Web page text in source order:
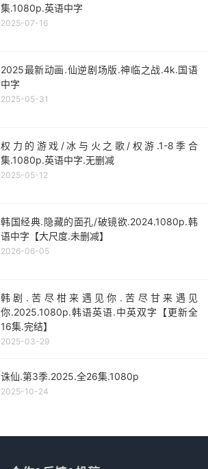
集.1080p.英语中字
2025-07-16
2025最新动画.仙逆剧场版.神临之战.4k.国语
中字
2025-05-31
权力的游戏/冰与火之歌/权游.1-8季合
集.1080p.英语中字.无删减
2025-05-12
韩国经典.隐藏的面孔/破镜欲.2024.1080p.韩
语中字【大尺度.未删减】
2026-06-05
韩剧.苦尽柑来遇见你.苦尽甘来遇见
你.2025.1080p.韩语英语.中英双字【更新全
16集.完结】
2025-03-29
诛仙.第3季.2025.全26集.1080p
2025-10-24